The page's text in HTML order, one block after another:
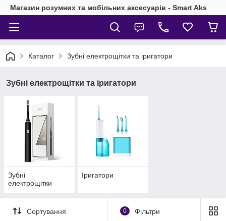
Магазин розумних та мобільних аксесуарів - Smart Aks
Каталог Зубні електрощітки та іригатори
Зубні електрощітки та іригатори
Зубні
електрощітки
Іригатори
Сортування 0 Фільтри